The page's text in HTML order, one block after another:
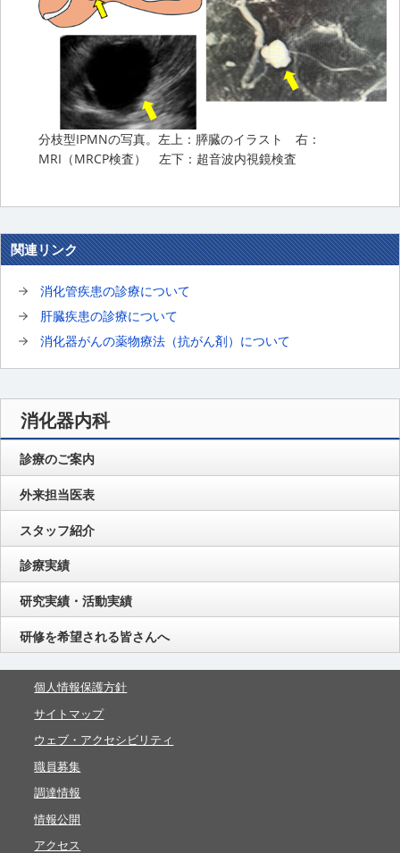
分枝型IPMNの写真。左上：膵臓のイラスト 右：
MRI（MRCP検査） 左下：超音波内視鏡検査
関連リンク
消化管疾患の診療について
肝臓疾患の診療について
消化器がんの薬物療法（抗がん剤）について
消化器内科
診療のご案内
外来担当医表
スタッフ紹介
診療実績
研究実績・活動実績
研修を希望される皆さんへ
個人情報保護方針
サイトマップ
ウェブ・アクセシビリティ
職員募集
調達情報
情報公開
アクセス